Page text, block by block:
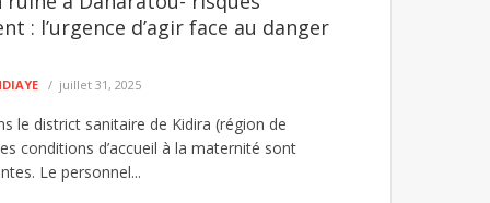
des ressources naturelles dans l'Est du
: l’urgence d’agir face au danger
juillet 31, 2025
le district sanitaire de Kidira (région de
conditions d’accueil à la maternité sont
Le personnel...